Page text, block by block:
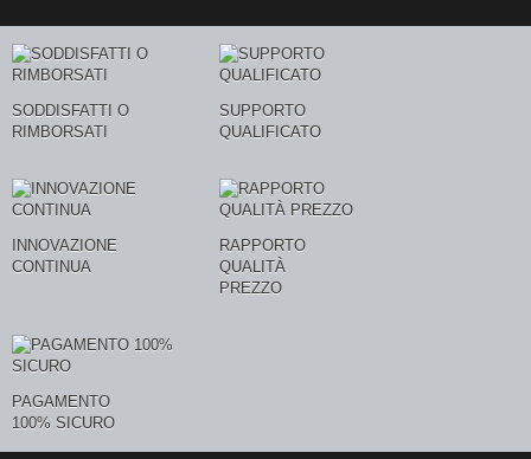
SODDISFATTI O
RIMBORSATI
SUPPORTO
QUALIFICATO
INNOVAZIONE
CONTINUA
RAPPORTO
QUALITÀ
PREZZO
PAGAMENTO
100% SICURO